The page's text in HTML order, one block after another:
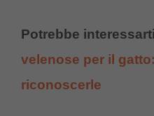
Potrebbe
velenose per il
riconoscerle